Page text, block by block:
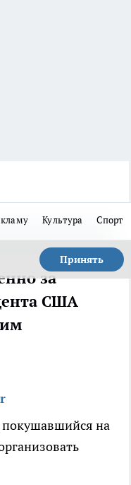
Культура Спорт
Принять
за
США
покушавшийся на